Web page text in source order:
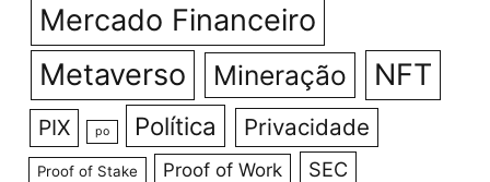
Mercado Financeiro
Metaverso
Mineração NFT
PIX po Política Privacidade
Proof of Stake Proof of Work SEC